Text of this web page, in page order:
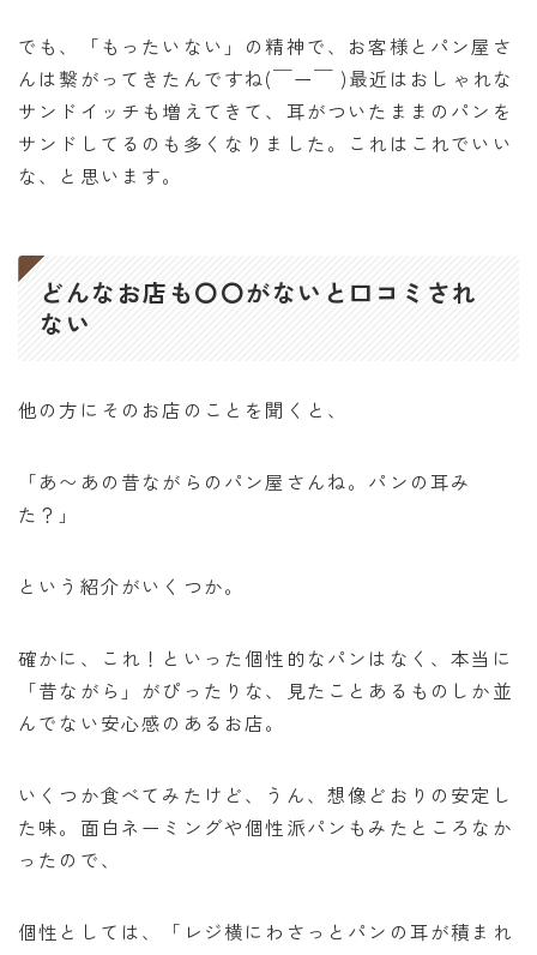
でも、「もったいない」の精神で、お客様とパン屋さ
んは繋がってきたんですね(￣ー￣ )最近はおしゃれな
サンドイッチも増えてきて、耳がついたままのパンを
サンドしてるのも多くなりました。これはこれでいい
な、と思います。
どんなお店も〇〇がないと口コミされ
ない
他の方にそのお店のことを聞くと、
「あ〜あの昔ながらのパン屋さんね。パンの耳み
た？」
という紹介がいくつか。
確かに、これ！といった個性的なパンはなく、本当に
「昔ながら」がぴったりな、見たことあるものしか並
んでない安心感のあるお店。
いくつか食べてみたけど、うん、想像どおりの安定し
た味。面白ネーミングや個性派パンもみたところなか
ったので、
個性としては、「レジ横にわさっとパンの耳が積まれ